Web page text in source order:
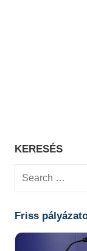
KERESÉS
Search
Friss